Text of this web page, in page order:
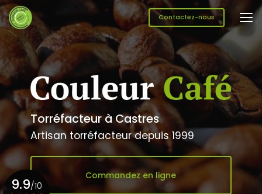
Aller
au
contenu
principal
Contactez-nous
Torréfacteur à Castres
Artisan torréfacteur depuis 1999
Commandez en ligne
9.9/10